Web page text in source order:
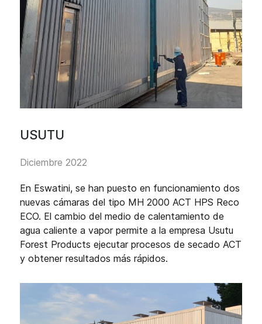
USUTU
Diciembre 2022
En Eswatini, se han puesto en funcionamiento dos
nuevas cámaras del tipo MH 2000 ACT HPS Reco
ECO. El cambio del medio de calentamiento de
agua caliente a vapor permite a la empresa Usutu
Forest Products ejecutar procesos de secado ACT
y obtener resultados más rápidos.